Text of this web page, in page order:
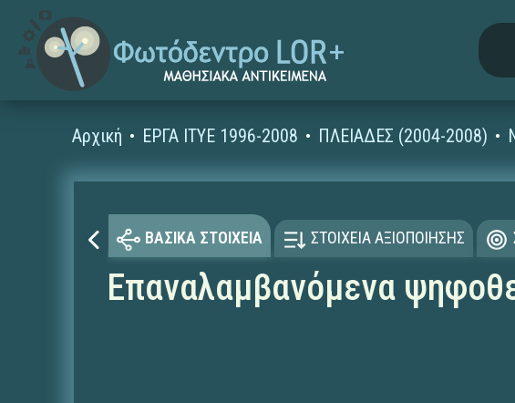
Αρχική ΕΡΓΑ ΙΤΥΕ 1996-2008 ΠΛΕΙΑΔΕΣ (2004-2008)
ΒΑΣΙΚΑ ΣΤΟΙΧΕΙΑ ΣΤΟΙΧΕΙΑ ΑΞΙΟΠΟΙΗΣΗΣ
Επαναλαμβανόμενα